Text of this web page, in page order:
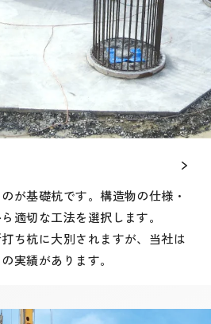
が基礎杭です。構造物の仕様・
適切な工法を選択します。
ち杭に大別されますが、当社は
実績があります。